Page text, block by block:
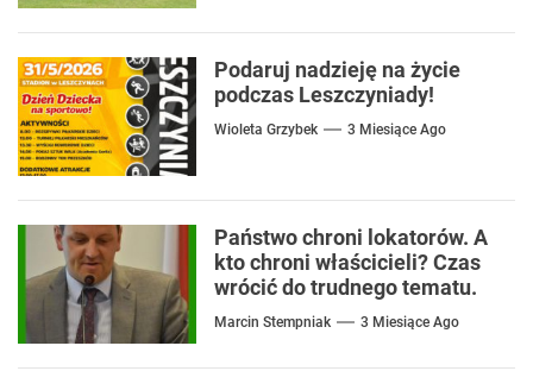
Podaruj nadzieję na życie
podczas Leszczyniady!
Wioleta Grzybek 3 Miesiące Ago
Państwo chroni lokatorów. A
kto chroni właścicieli? Czas
wrócić do trudnego tematu.
Marcin Stempniak 3 Miesiące Ago